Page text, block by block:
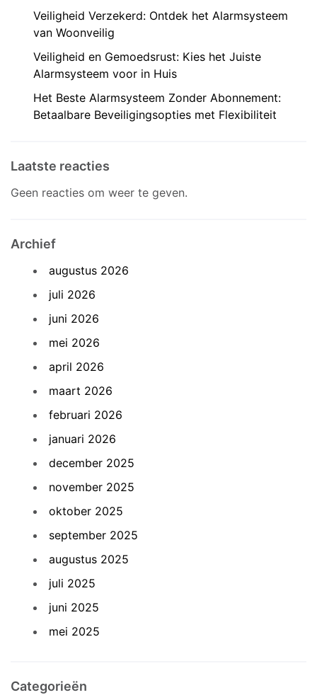
Veiligheid Verzekerd: Ontdek het Alarmsysteem
van Woonveilig
Veiligheid en Gemoedsrust: Kies het Juiste
Alarmsysteem voor in Huis
Het Beste Alarmsysteem Zonder Abonnement:
Betaalbare Beveiligingsopties met Flexibiliteit
Laatste reacties
Geen reacties om weer te geven.
Archief
augustus 2026
juli 2026
juni 2026
mei 2026
april 2026
maart 2026
februari 2026
januari 2026
december 2025
november 2025
oktober 2025
september 2025
augustus 2025
juli 2025
juni 2025
mei 2025
Categorieën